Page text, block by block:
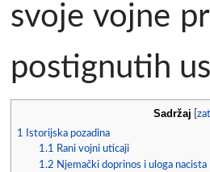
svoje vojne
postignutih
Sadržaj
1 Istorijska pozadina
1.1 Rani vojni uticaji
1.2 Njemački doprinos i uloga nacista